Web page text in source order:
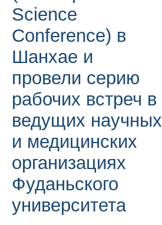
Science
Conference) в
Шанхае и
провели серию
рабочих встреч в
ведущих научных
и медицинских
организациях
Фуданьского
университета